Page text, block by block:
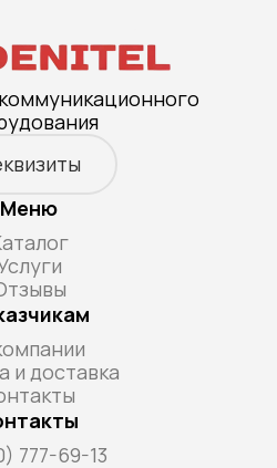
Меню
и доставка
777-69-13